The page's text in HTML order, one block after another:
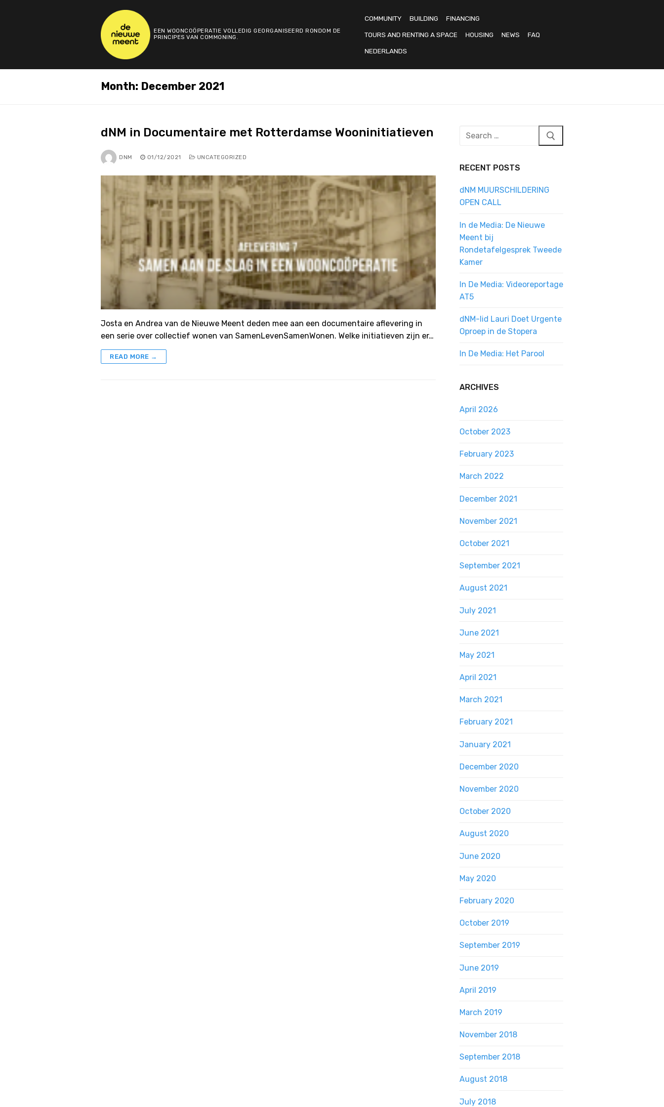
EEN WOONCOÖPERATIE VOLLEDIG GEORGANISEERD RONDOM DE
PRINCIPES VAN COMMONING.
COMMUNITY BUILDING FINANCING
TOURS AND RENTING A SPACE HOUSING NEWS FAQ
NEDERLANDS
Month: December 2021
dNM in Documentaire met Rotterdamse Wooninitiatieven
DNM 01/12/2021 UNCATEGORIZED
Josta en Andrea van de Nieuwe Meent deden mee aan een documentaire aflevering in
een serie over collectief wonen van SamenLevenSamenWonen. Welke initiatieven zijn er…
READ MORE →
Search
RECENT POSTS
dNM MUURSCHILDERING
OPEN CALL
In de Media: De Nieuwe
Meent bij
Rondetafelgesprek Tweede
Kamer
In De Media: Videoreportage
AT5
dNM-lid Lauri Doet Urgente
Oproep in de Stopera
In De Media: Het Parool
ARCHIVES
April 2026
October 2023
February 2023
March 2022
December 2021
November 2021
October 2021
September 2021
August 2021
July 2021
June 2021
May 2021
April 2021
March 2021
February 2021
January 2021
December 2020
November 2020
October 2020
August 2020
June 2020
May 2020
February 2020
October 2019
September 2019
June 2019
April 2019
March 2019
November 2018
September 2018
August 2018
July 2018